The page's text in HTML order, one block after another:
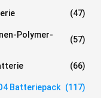
(47)
Polymer-
(57)
(66)
Batteriepack (117)